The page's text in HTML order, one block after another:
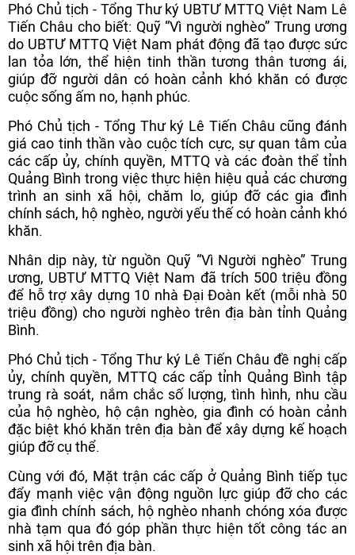
Phó Chủ tịch - Tổng Thư ký UBTƯ MTTQ Việt Nam Lê
Tiến Châu cho biết: Quỹ “Vì người nghèo” Trung ương
do UBTƯ MTTQ Việt Nam phát động đã tạo được sức
lan tỏa lớn, thể hiện tinh thần tương thân tương ái,
giúp đỡ người dân có hoàn cảnh khó khăn có được
cuộc sống ấm no, hạnh phúc.
Phó Chủ tịch - Tổng Thư ký Lê Tiến Châu cũng đánh
giá cao tinh thần vào cuộc tích cực, sự quan tâm của
các cấp ủy, chính quyền, MTTQ và các đoàn thể tỉnh
Quảng Bình trong việc thực hiện hiệu quả các chương
trình an sinh xã hội, chăm lo, giúp đỡ các gia đình
chính sách, hộ nghèo, người yếu thế có hoàn cảnh khó
khăn.
Nhân dịp này, từ nguồn Quỹ “Vì Người nghèo” Trung
ương, UBTƯ MTTQ Việt Nam đã trích 500 triệu đồng
để hỗ trợ xây dựng 10 nhà Đại Đoàn kết (mỗi nhà 50
triệu đồng) cho người nghèo trên địa bàn tỉnh Quảng
Bình.
Phó Chủ tịch - Tổng Thư ký Lê Tiến Châu đề nghị cấp
ủy, chính quyền, MTTQ các cấp tỉnh Quảng Bình tập
trung rà soát, nắm chắc số lượng, tình hình, nhu cầu
của hộ nghèo, hộ cận nghèo, gia đình có hoàn cảnh
đặc biệt khó khăn trên địa bàn để xây dựng kế hoạch
giúp đỡ cụ thể.
Cùng với đó, Mặt trận các cấp ở Quảng Bình tiếp tục
đẩy mạnh việc vận động nguồn lực giúp đỡ cho các
gia đình chính sách, hộ nghèo nhanh chóng xóa được
nhà tạm qua đó góp phần thực hiện tốt công tác an
sinh xã hội trên địa bàn.